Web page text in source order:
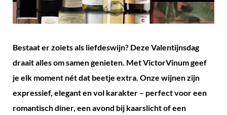
Bestaat er zoiets als liefdeswijn? Deze Valentijnsdag
draait alles om samen genieten. Met VictorVinum geef
je elk moment nét dat beetje extra. Onze wijnen zijn
expressief, elegant en vol karakter – perfect voor een
romantisch diner, een avond bij kaarslicht of een